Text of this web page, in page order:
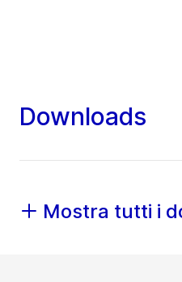
Downloads
Mostra tutti i